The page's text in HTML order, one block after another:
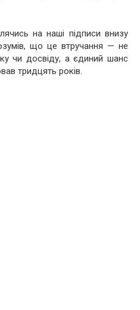
на наші підписи внизу
що це втручання — не
чи досвіду, а єдиний шанс
тридцять років.